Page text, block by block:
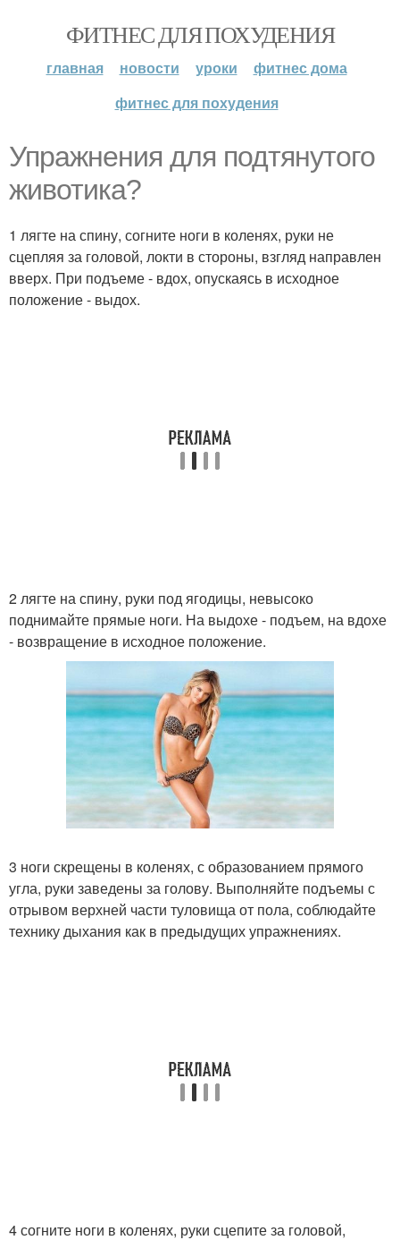
ФИТНЕС ДЛЯ ПОХУДЕНИЯ
главная новости уроки
фитнес дома
фитнес для похудения
Упражнения для подтянутого
животика?
1 лягте на спину, согните ноги в коленях, руки не
сцепляя за головой, локти в стороны, взгляд направлен
вверх. При подъеме - вдох, опускаясь в исходное
положение - выдох.
2 лягте на спину, руки под ягодицы, невысоко
поднимайте прямые ноги. На выдохе - подъем, на вдохе
- возвращение в исходное положение.
3 ноги скрещены в коленях, с образованием прямого
угла, руки заведены за голову. Выполняйте подъемы с
отрывом верхней части туловища от пола, соблюдайте
технику дыхания как в предыдущих упражнениях.
4 согните ноги в коленях, руки сцепите за головой,